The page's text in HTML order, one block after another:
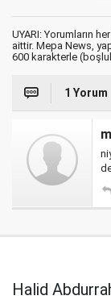
UYARI: Yorumların
aittir. Mepa News,
600 karakterle
1 Yorum
Halid